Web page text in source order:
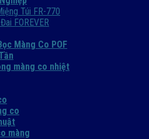
Túi FR-770
FOREVER
Màng Co POF
màng co nhiệt
co
màng